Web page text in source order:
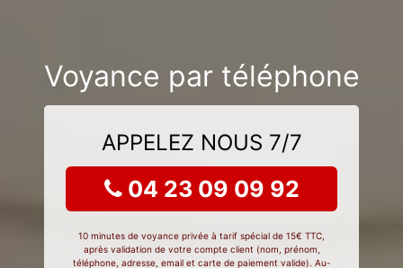
Voyance par téléphone
APPELEZ NOUS 7/7
04 23 09 09 92
10 minutes de voyance privée à tarif spécial de 15€ TTC,
après validation de votre compte client (nom, prénom,
téléphone, adresse, email et carte de paiement valide). Au-